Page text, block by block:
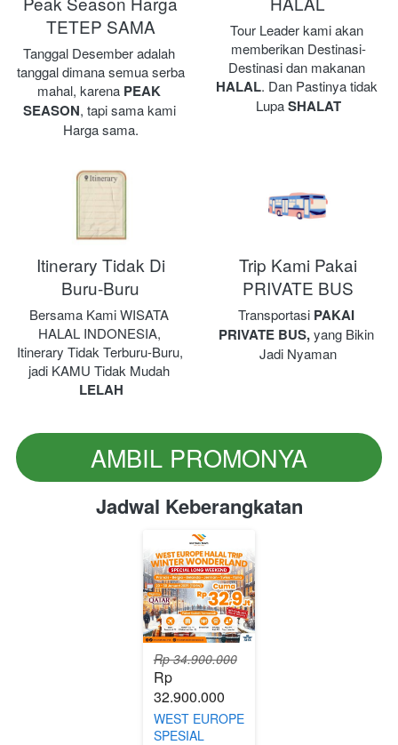
TETEP SAMA
Tanggal Desember adalah
tanggal dimana semua serba
mahal, karena PEAK
SEASON, tapi sama kami
Harga sama.
Tour Leader kami akan
memberikan Destinasi-
Destinasi dan makanan
HALAL. Dan Pastinya tidak
Lupa SHALAT
Itinerary Tidak Di
Buru-Buru
Bersama Kami WISATA
HALAL INDONESIA,
Itinerary Tidak Terburu-Buru,
LELAH
Trip Kami Pakai
PRIVATE BUS
Transportasi PAKAI
PRIVATE BUS, yang Bikin
Jadi Nyaman
`
AMBIL PROMONYA
Jadwal Keberangkatan
Rp 34.900.000
Rp
32.900.000
WEST EUROPE
SPESIAL